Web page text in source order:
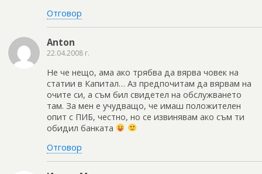
Отговор
Anton
22.04.2008 г.
Не че нещо, ама ако трябва да вярва човек на
статии в Капитал… Аз предпочитам да вярвам на
очите си, а съм бил свидетел на обслужването
там. За мен е учудващо, че имаш положителен
опит с ПИБ, честно, но се извинявам ако съм ти
обидил банката
Отговор